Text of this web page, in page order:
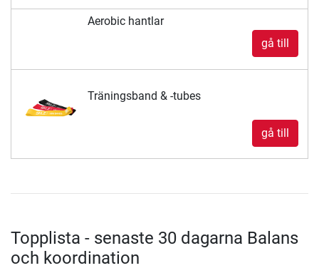
Aerobic hantlar
gå till
Träningsband & -tubes
gå till
Topplista - senaste 30 dagarna Balans
och koordination